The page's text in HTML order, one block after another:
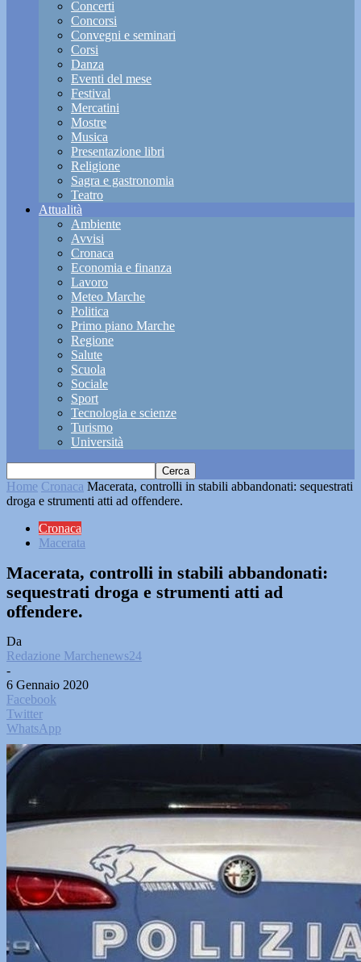
Concerti
Concorsi
Convegni e seminari
Corsi
Danza
Eventi del mese
Festival
Mercatini
Mostre
Musica
Presentazione libri
Religione
Sagra e gastronomia
Teatro
Attualità
Ambiente
Avvisi
Cronaca
Economia e finanza
Lavoro
Meteo Marche
Politica
Primo piano Marche
Regione
Salute
Scuola
Sociale
Sport
Tecnologia e scienze
Turismo
Università
Home Cronaca Macerata, controlli in stabili abbandonati: sequestrati
droga e strumenti atti ad offendere.
Cronaca
Macerata
Macerata, controlli in stabili abbandonati:
sequestrati droga e strumenti atti ad
offendere.
Da
Redazione Marchenews24
-
6 Gennaio 2020
Facebook
Twitter
WhatsApp